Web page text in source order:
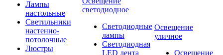
Лампы
настольные
Светильники
настенно-
потолочные
Люстры
светодиодное
Светодиодные
лампы
Светодиодная
LED лента
Освещение
уличное
Освещение